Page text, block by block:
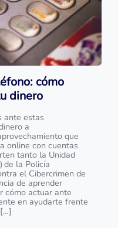
cómo
dinero
ante estas
a
que
online con cuentas
tanto la Unidad
de la Policía
el Cibercrimen de
de aprender
cómo actuar ante
en ayudarte frente